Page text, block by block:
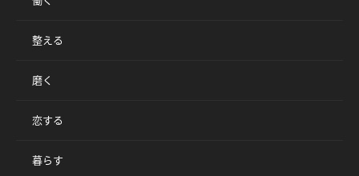
整える
磨く
恋する
暮らす